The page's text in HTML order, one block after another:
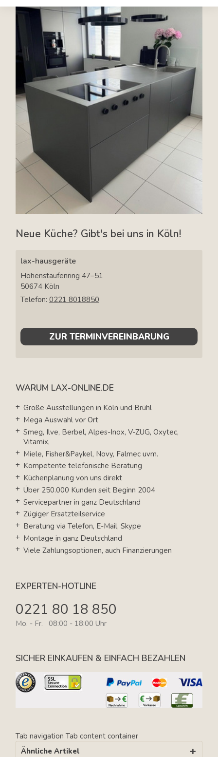
Neue Küche? Gibt's bei uns in Köln!
lax-hausgeräte
Hohenstaufenring 47–51
50674 Köln
Telefon: 0221 8018850
ZUR TERMINVEREINBARUNG
WARUM LAX-ONLINE.DE
Große Ausstellungen in Köln und Brühl
Mega Auswahl vor Ort
Smeg, Ilve, Berbel, Alpes-Inox, V-ZUG, Oxytec,
Vitamix,
Miele, Fisher&Paykel, Novy, Falmec uvm.
Kompetente telefonische Beratung
Küchenplanung von uns direkt
Über 250.000 Kunden seit Beginn 2004
Servicepartner in ganz Deutschland
Zügiger Ersatzteilservice
Beratung via Telefon, E-Mail, Skype
Montage in ganz Deutschland
Viele Zahlungsoptionen, auch Finanzierungen
EXPERTEN-HOTLINE
0221 80 18 850
Mo. - Fr. 08:00 - 18:00 Uhr
SICHER EINKAUFEN & EINFACH BEZAHLEN
Tab navigation Tab content container
Ähnliche Artikel